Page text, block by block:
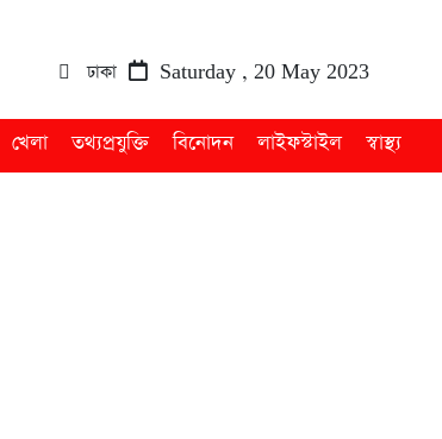
ঢাকা Saturday , 20 May 2023
খেলা তথ্যপ্রযুক্তি বিনোদন লাইফস্টাইল স্বাস্থ্য